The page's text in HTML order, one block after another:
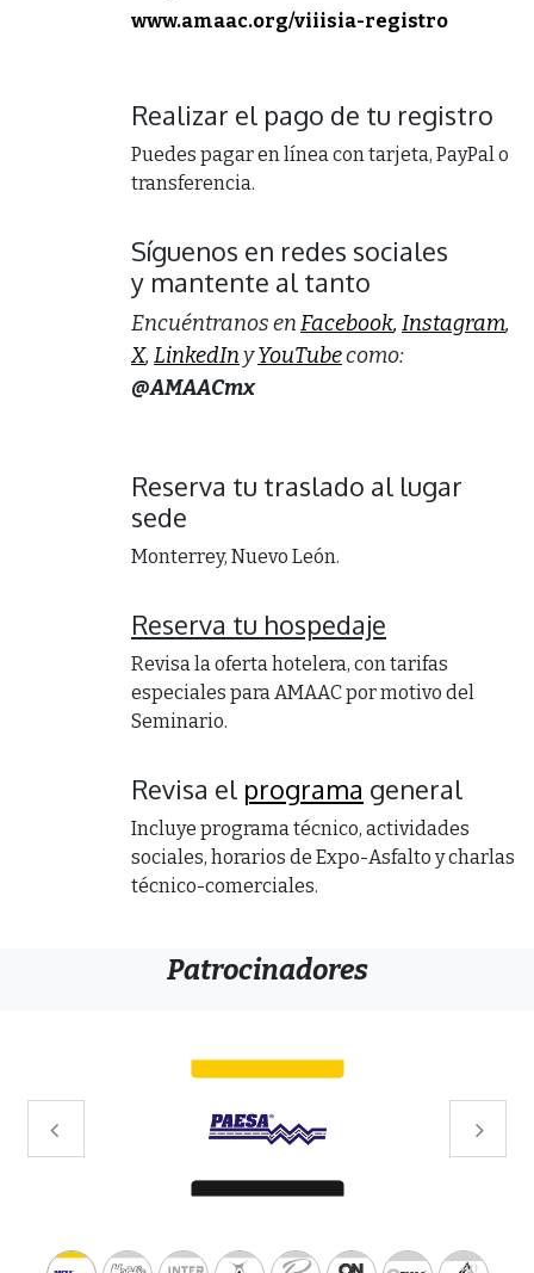
www.amaac.org/viiisia-registro
Realizar el pago de tu registro
Puedes pagar en línea con tarjeta, PayPal o
transferencia.
Síguenos en redes sociales
y mantente al tanto
Encuéntranos enFacebook, Instagram,
X, LinkedInyYouTubecomo:
@AMAACmx
Reserva tu traslado al lugar
sede
Monterrey, Nuevo León.
Reserva tu hospedaje
Revisa la oferta hotelera, con tarifas
especiales para AMAAC por motivo del
Seminario.
Revisa el programa general
Incluye programa técnico, actividades
sociales, horarios de Expo-Asfalto y charlas
técnico-comerciales.
Patrocinadores
Anterior